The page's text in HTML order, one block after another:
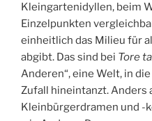
Kleingartenidyllen, beim
Einzelpunkten
einheitlich das Milieu für
abgibt. Das sind bei Tore
Anderen“, eine Welt, in
Zufall hineintanzt. Anders
Kleinbürgerdramen und -